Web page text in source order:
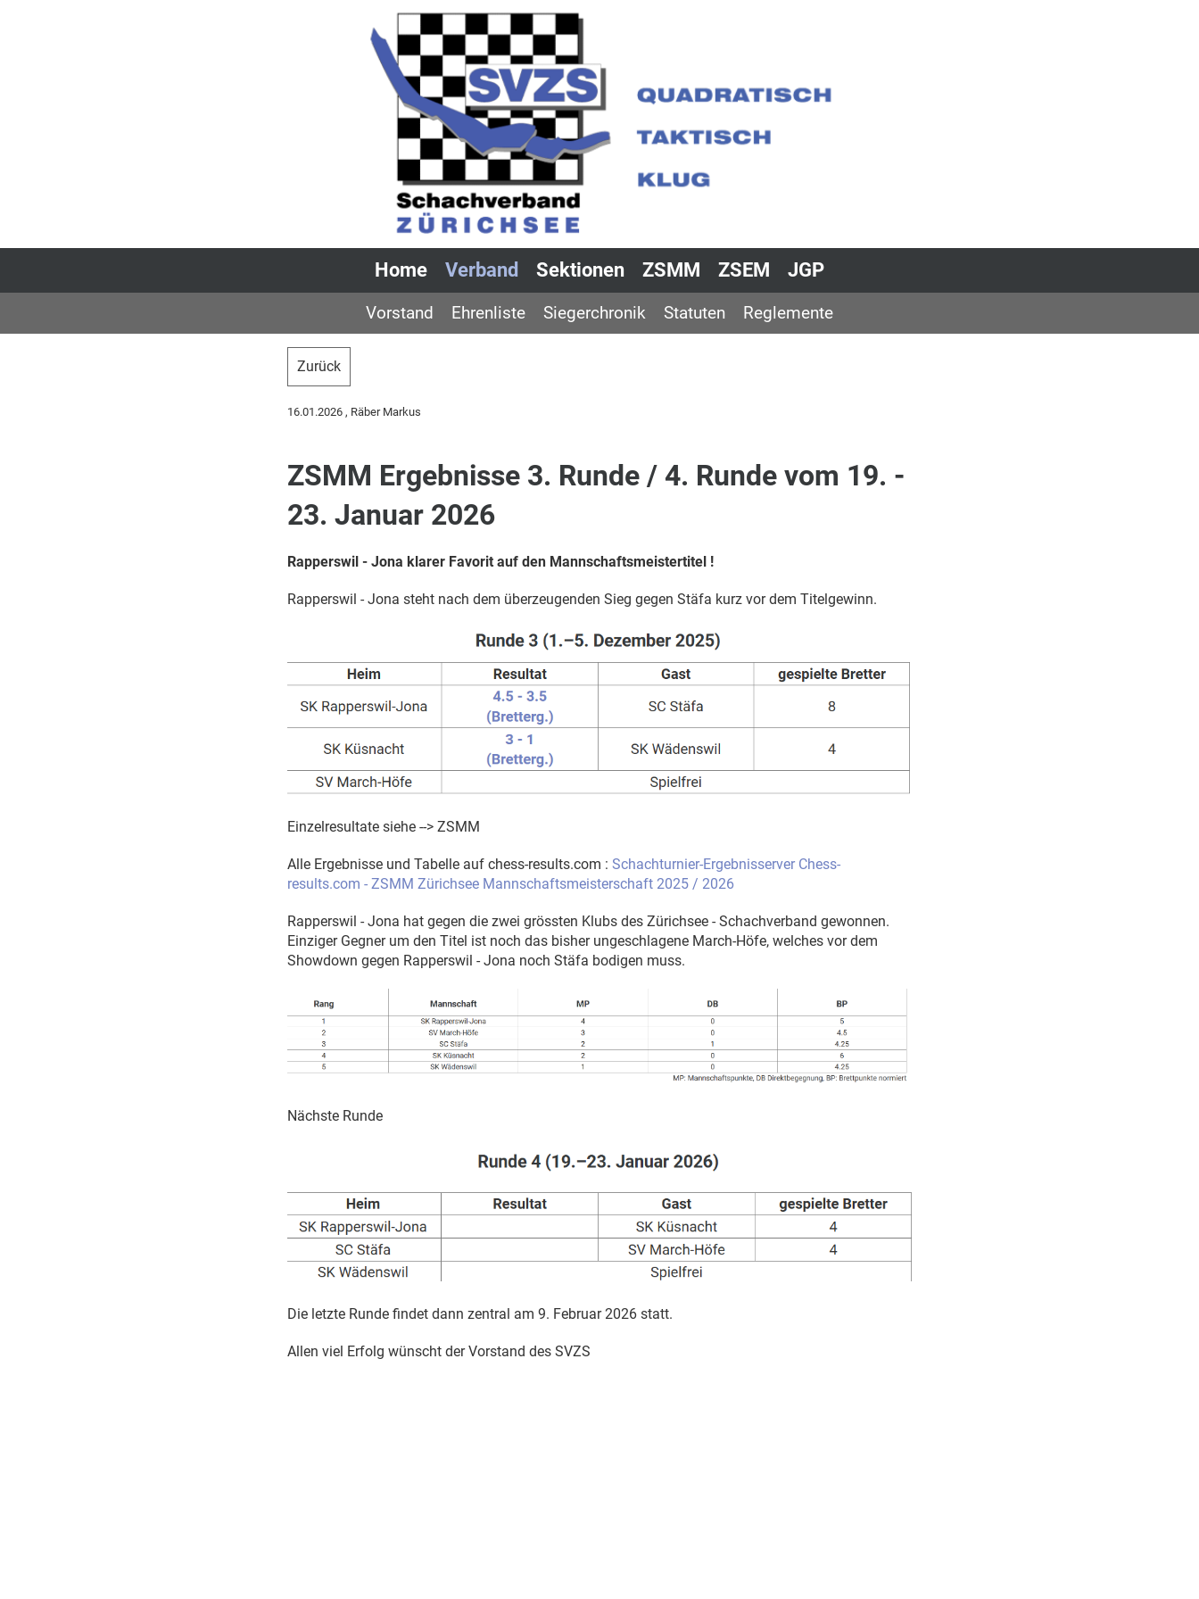
Home Verband Sektionen ZSMM ZSEM JGP
Vorstand Ehrenliste Siegerchronik Statuten Reglemente
Zurück
16.01.2026, Räber Markus
ZSMM Ergebnisse 3. Runde / 4. Runde vom 19. -
23. Januar 2026
Rapperswil - Jona klarer Favorit auf den Mannschaftsmeistertitel !
Rapperswil - Jona steht nach dem überzeugenden Sieg gegen Stäfa kurz vor dem Titelgewinn.
Einzelresultate siehe --> ZSMM
Alle Ergebnisse und Tabelle auf chess-results.com : Schachturnier-Ergebnisserver Chess-
results.com - ZSMM Zürichsee Mannschaftsmeisterschaft 2025 / 2026
Rapperswil - Jona hat gegen die zwei grössten Klubs des Zürichsee - Schachverband gewonnen.
Einziger Gegner um den Titel ist noch das bisher ungeschlagene March-Höfe, welches vor dem
Showdown gegen Rapperswil - Jona noch Stäfa bodigen muss.
Nächste Runde
Die letzte Runde findet dann zentral am 9. Februar 2026 statt.
Allen viel Erfolg wünscht der Vorstand des SVZS